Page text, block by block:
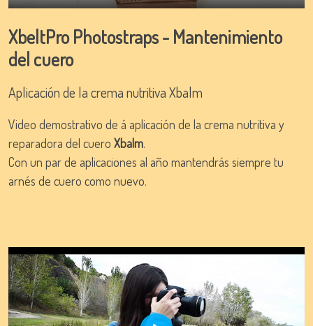
Play Mute Settings
XbeltPro Photostraps - Mantenimiento
del cuero
Aplicación de la crema nutritiva Xbalm
Video demostrativo de á aplicación de la crema nutritiva y
reparadora del cuero Xbalm.
Con un par de aplicaciones al año mantendrás siempre tu
arnés de cuero como nuevo.